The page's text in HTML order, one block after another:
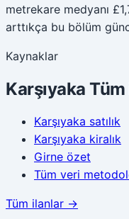
metrekare medyanı
arttıkça bu bölüm
Kaynaklar
Karşıyaka
Karşıyaka satılık
Karşıyaka kiralık
Girne özet
Tüm veri
Tüm ilanlar →